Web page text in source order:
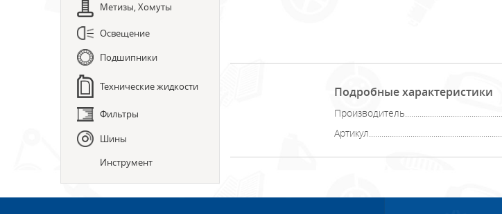
Метизы, Хомуты
Освещение
Подшипники
Технические жидкости
Фильтры
Шины
Инструмент
Подробные характеристики
Производитель
Артикул